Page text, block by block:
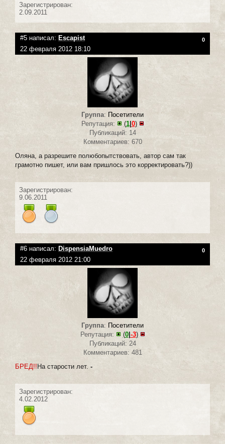
Зарегистрирован:
2.09.2011
#5 написал: Escapist 0
22 февраля 2012 18:10
Группа: Посетители
Репутация:
(1| 0)
Публикаций: 14
Комментариев: 670
Оляна, а разрешите полюбопытствовать, автор сам так
грамотно пишет, или вам пришлось это корректировать?))
Зарегистрирован:
9.06.2011
#6 написал: DispensiaMuedro 0
22 февраля 2012 21:00
Группа: Посетители
Репутация:
(0| -3)
Публикаций: 24
Комментариев: 481
БРЕД!! На старости лет. -
Зарегистрирован:
4.02.2012